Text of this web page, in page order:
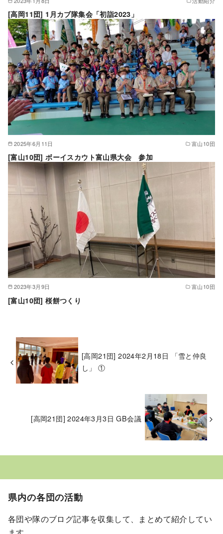
[高岡11団] 1月カブ隊集会「初詣2023」
2025年6月11日 富山10団
[富山10団] ボーイスカウト富山県大会 参加
2023年3月9日 富山10団
[富山10団] 桜餅つくり
[高岡21団] 2024年2月18日 「雪と仲良
し」 ①
[高岡21団] 2024年3月3日 GB会議
県内の各団の活動
各団や隊のブログ記事を収集して、まとめて紹介してい